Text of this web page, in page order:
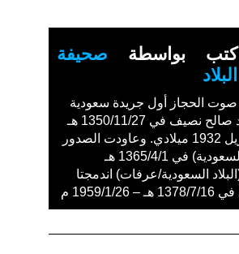
كتب بواسطة صحيفة
البلاد
صوت الحجاز أول جريدة سعودية
أسسها: محمد صالح نصيف في 1350/11/27 هـ
الموافق 3 أبريل 1932 ميلادي. وعاودت الصدور
باسم (البلاد السعودية) في 1365/4/1 هـ
3/4 م (البلاد السعودية/عرفات) اندمجتا
1/26 م